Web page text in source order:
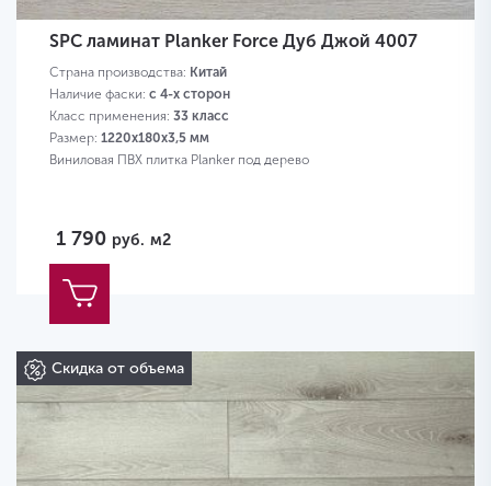
SPC ламинат Planker Force Дуб Джой 4007
Страна производства: Китай
Наличие фаски: с 4-х сторон
Класс применения: 33 класс
Размер: 1220х180х3,5 мм
Виниловая ПВХ плитка Planker под дерево
1 790 руб. м2
Скидка от объема